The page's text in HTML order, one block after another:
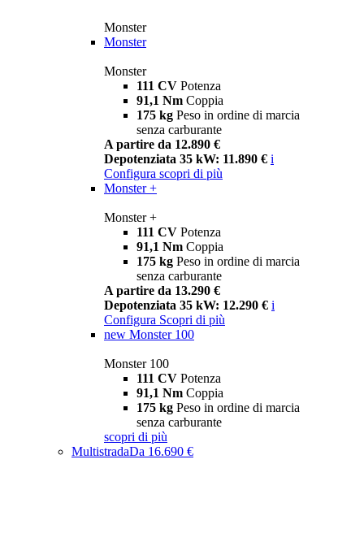
Monster
Monster
Monster
111 CV Potenza
91,1 Nm Coppia
175 kg Peso in ordine di marcia
senza carburante
A partire da 12.890 €
Depotenziata 35 kW: 11.890 € i
Configura scopri di più
Monster +
Monster +
111 CV Potenza
91,1 Nm Coppia
175 kg Peso in ordine di marcia
senza carburante
A partire da 13.290 €
Depotenziata 35 kW: 12.290 € i
Configura Scopri di più
new Monster 100
Monster 100
111 CV Potenza
91,1 Nm Coppia
175 kg Peso in ordine di marcia
senza carburante
scopri di più
MultistradaDa 16.690 €